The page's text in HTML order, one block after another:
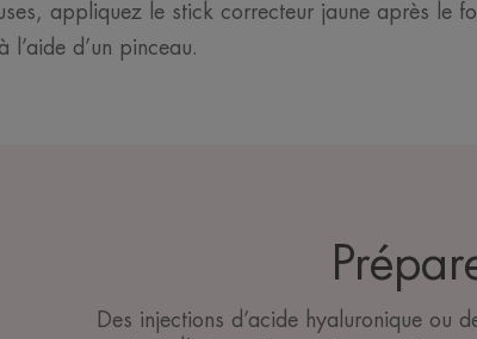
appliquez le stick correcteur jaune après le
l’aide d’un pinceau.
Des injections d’acide hyaluronique ou